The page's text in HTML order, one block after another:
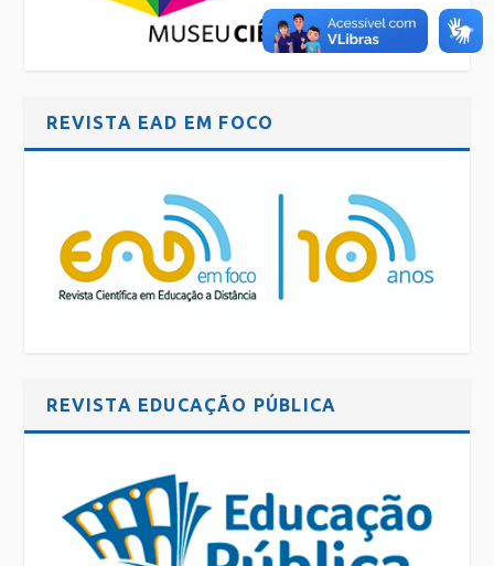
REVISTA EAD EM FOCO
REVISTA EDUCAÇÃO PÚBLICA